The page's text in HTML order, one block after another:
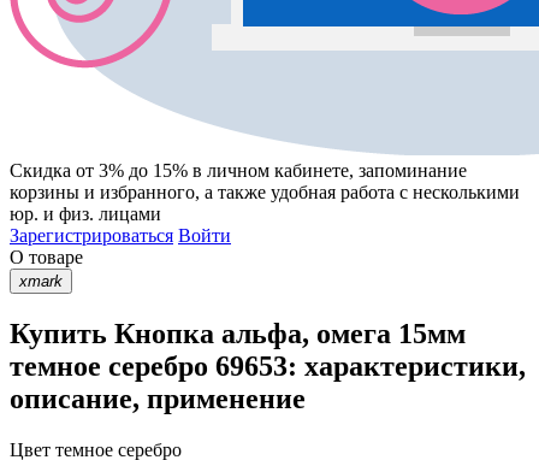
Скидка от 3% до 15% в личном кабинете, запоминание
корзины и избранного, а также удобная работа с несколькими
юр. и физ. лицами
Зарегистрироваться Войти
О товаре
xmark
Купить Кнопка альфа, омега 15мм
темное серебро 69653: характеристики,
описание, применение
Цвет темное серебро